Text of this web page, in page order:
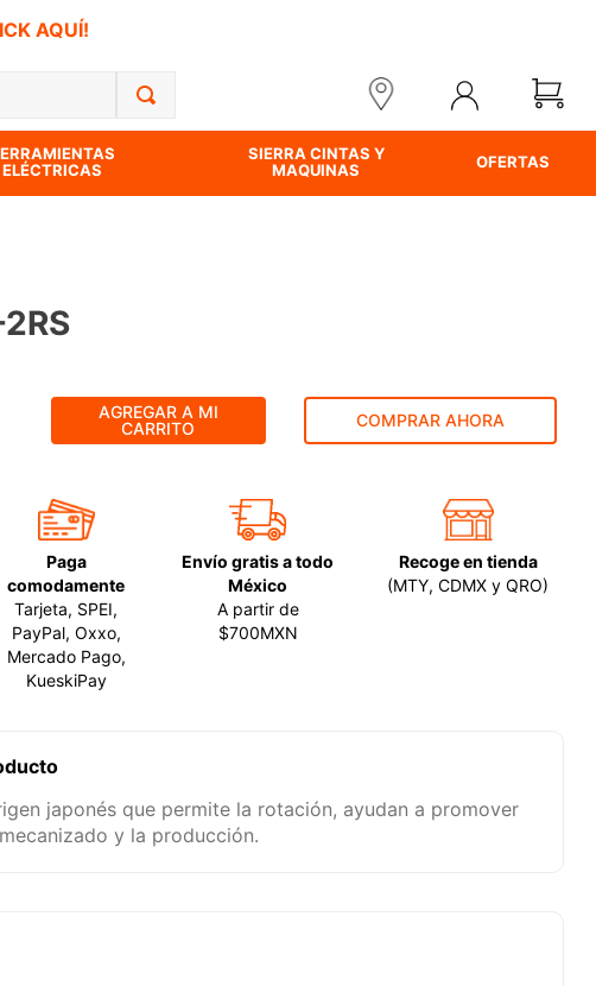
AQUÍ!
ELÉCTRICAS
SIERRA CINTAS Y
MAQUINAS
OFERTAS
AGREGAR A MI
CARRITO
COMPRAR AHORA
Paga
comodamente
Tarjeta, SPEI,
PayPal, Oxxo,
Mercado Pago,
KueskiPay
Envío gratis a todo
México
A partir de
$700MXN
Recoge en tienda
(MTY, CDMX y QRO)
japonés que permite la rotación, ayudan a promover
y la producción.